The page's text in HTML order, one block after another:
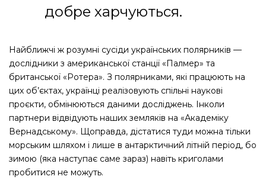
добре харчуються.
Найближчі ж розумні сусіди українських полярників — ​
дослідники з американської станції «Палмер» та
британської «Ротера». З полярниками, які працюють на
цих об’єктах, українці реалізовують спільні наукові
проєкти, обмінюються даними досліджень. Інколи
партнери відвідують наших земляків на «Академіку
Вернадському». Щоправда, дістатися туди можна тільки
морським шляхом і лише в антарктичний літній період, бо
зимою (яка наступає саме зараз) навіть криголами
пробитися не можуть.